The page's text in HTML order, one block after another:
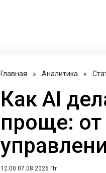
Главная » Аналитика »
Как AI
проще:
12:00 07.08.2026 Пт